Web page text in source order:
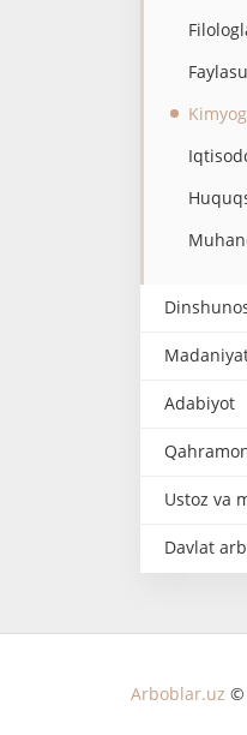
Adabiyot
Ustoz va
Davlat
Arboblar.uz ©